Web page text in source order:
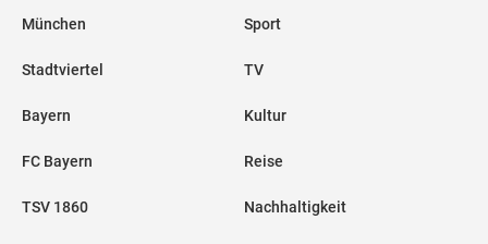
München
Stadtviertel
Bayern
FC Bayern
TSV 1860
Sport
TV
Kultur
Reise
Nachhaltigkeit